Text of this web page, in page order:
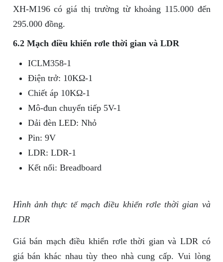
XH-M196 có giá thị trường từ khoảng 115.000 đến
295.000 đồng.
6.2 Mạch điều khiển rơle thời gian và LDR
ICLM358-1
Điện trở: 10KΩ-1
Chiết áp 10KΩ-1
Mô-đun chuyển tiếp 5V-1
Dải đèn LED: Nhỏ
Pin: 9V
LDR: LDR-1
Kết nối: Breadboard
Hình ảnh thực tế mạch điều khiển rơle thời gian và
LDR
Giá bán mạch điều khiển rơle thời gian và LDR có
giá bán khác nhau tùy theo nhà cung cấp. Vui lòng